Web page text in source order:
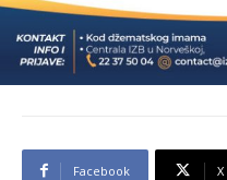
Facebook X